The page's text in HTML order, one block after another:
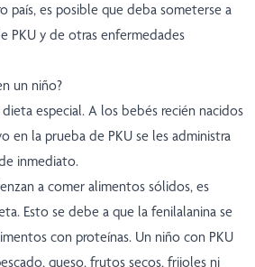
país, es posible que deba someterse a
PKU y de otras enfermedades
un niño?
especial. A los bebés recién nacidos
en la prueba de PKU se les administra
inmediato.
a comer alimentos sólidos, es
Esto se debe a que la fenilalanina se
con proteínas. Un niño con PKU
queso, frutos secos, frijoles ni